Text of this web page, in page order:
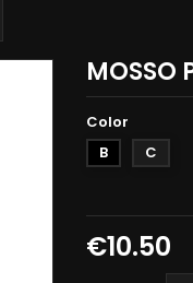
MOSSO
Color
B
C
€10.50